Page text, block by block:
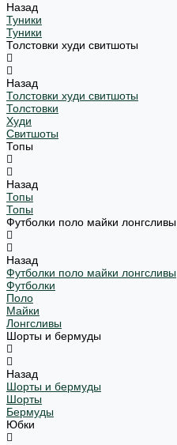
Назад
Туники
Туники
Толстовки худи свитшоты
Назад
Толстовки худи свитшоты
Толстовки
Худи
Свитшоты
Топы
Назад
Топы
Топы
Футболки поло майки лонгсливы
Назад
Футболки поло майки лонгсливы
Футболки
Поло
Майки
Лонгсливы
Шорты и бермуды
Назад
Шорты и бермуды
Шорты
Бермуды
Юбки